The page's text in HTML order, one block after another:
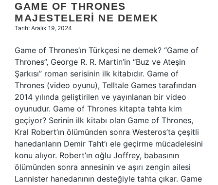
GAME OF THRONES
MAJESTELERI NE DEMEK
Tarih: Aralık 19, 2024
Game of Thrones’ın Türkçesi ne demek? “Game of
Thrones”, George R. R. Martin’in “Buz ve Ateşin
Şarkısı” roman serisinin ilk kitabıdır. Game of
Thrones (video oyunu), Telltale Games tarafından
2014 yılında geliştirilen ve yayınlanan bir video
oyunudur. Game of Thrones kitapta tahta kim
geçiyor? Serinin ilk kitabı olan Game of Thrones,
Kral Robert’ın ölümünden sonra Westeros’ta çeşitli
hanedanların Demir Taht’ı ele geçirme mücadelesini
konu alıyor. Robert’ın oğlu Joffrey, babasının
ölümünden sonra annesinin ve aşırı zengin ailesi
Lannister hanedanının desteğiyle tahta çıkar. Game